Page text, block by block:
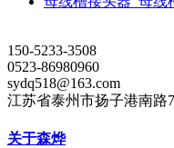
150-5233-3508
0523-86980960
sydq518@163.com
江苏省泰州市扬子港南路
关于森烨